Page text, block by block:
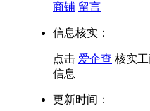
商铺 留言
信息核实：
点击 爱企查 核实
信息
更新时间：